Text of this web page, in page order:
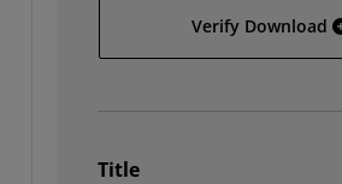
Verify Download
Title